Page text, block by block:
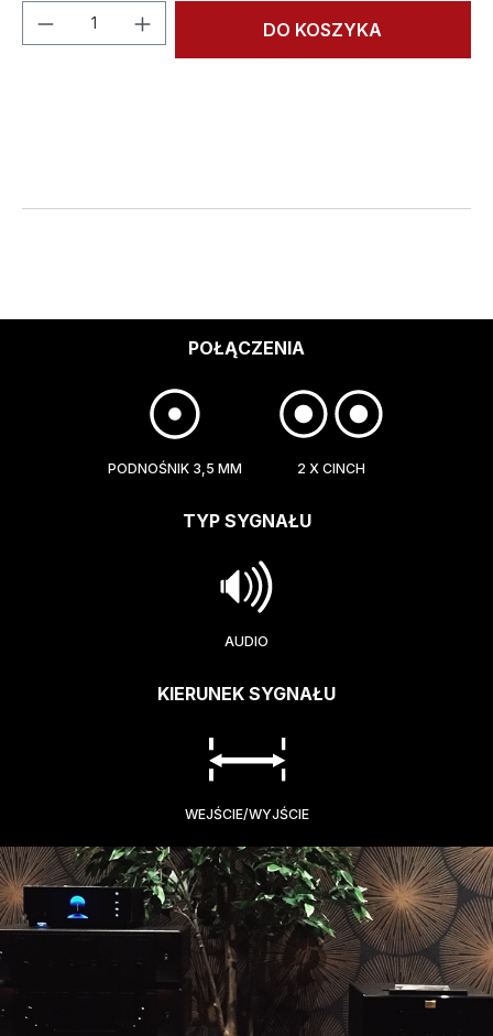
Ilość produktu: Wprowadź żądaną
DO KOSZYKA
POŁĄCZENIA
PODNOŚNIK 3,5 MM 2 X CINCH
TYP SYGNAŁU
AUDIO
KIERUNEK SYGNAŁU
WEJŚCIE/WYJŚCIE